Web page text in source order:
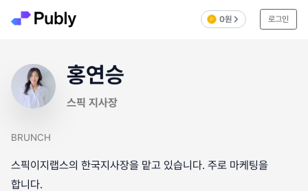
0원 로그인
홍연승
스픽 지사장
BRUNCH
스픽이지랩스의 한국지사장을 맡고 있습니다. 주로 마케팅을
합니다.